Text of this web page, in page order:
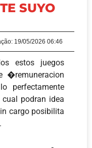
SUYO
19/05/2026 06:46
estos juegos
�remuneracion
perfectamente
podran idea
cargo posibilita